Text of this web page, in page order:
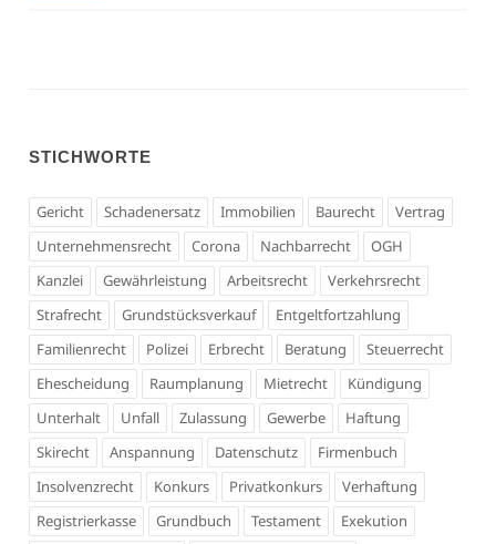
STICHWORTE
Gericht Schadenersatz Immobilien Baurecht
Vertrag
Unternehmensrecht
Corona Nachbarrecht
OGH
Kanzlei
Gewährleistung Arbeitsrecht
Verkehrsrecht
Strafrecht
Grundstücksverkauf
Entgeltfortzahlung
Familienrecht
Polizei Erbrecht Beratung
Steuerrecht
Ehescheidung
Raumplanung Mietrecht
Kündigung
Unterhalt
Unfall Zulassung Gewerbe
Haftung
Skirecht
Anspannung Datenschutz
Firmenbuch
Insolvenzrecht
Konkurs Privatkonkurs
Verhaftung
Registrierkasse
Grundbuch Testament
Exekution